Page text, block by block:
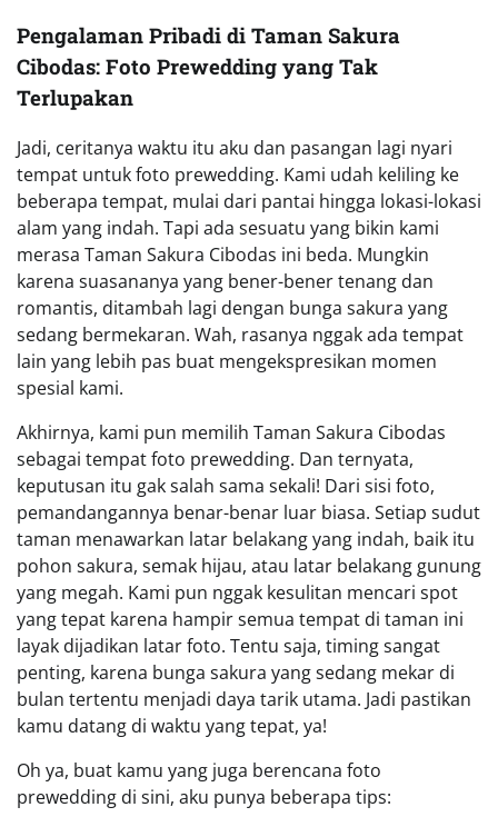
Pengalaman Pribadi di Taman Sakura
Cibodas: Foto Prewedding yang Tak
Terlupakan
Jadi, ceritanya waktu itu aku dan pasangan lagi nyari
tempat untuk foto prewedding. Kami udah keliling ke
beberapa tempat, mulai dari pantai hingga lokasi-lokasi
alam yang indah. Tapi ada sesuatu yang bikin kami
merasa Taman Sakura Cibodas ini beda. Mungkin
karena suasananya yang bener-bener tenang dan
romantis, ditambah lagi dengan bunga sakura yang
sedang bermekaran. Wah, rasanya nggak ada tempat
lain yang lebih pas buat mengekspresikan momen
spesial kami.
Akhirnya, kami pun memilih Taman Sakura Cibodas
sebagai tempat foto prewedding. Dan ternyata,
keputusan itu gak salah sama sekali! Dari sisi foto,
pemandangannya benar-benar luar biasa. Setiap sudut
taman menawarkan latar belakang yang indah, baik itu
pohon sakura, semak hijau, atau latar belakang gunung
yang megah. Kami pun nggak kesulitan mencari spot
yang tepat karena hampir semua tempat di taman ini
layak dijadikan latar foto. Tentu saja, timing sangat
penting, karena bunga sakura yang sedang mekar di
bulan tertentu menjadi daya tarik utama. Jadi pastikan
kamu datang di waktu yang tepat, ya!
Oh ya, buat kamu yang juga berencana foto
prewedding di sini, aku punya beberapa tips: